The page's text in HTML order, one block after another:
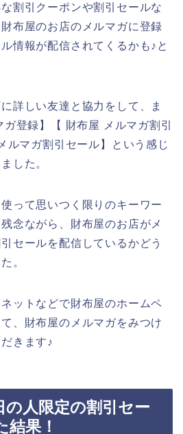
割引クーポンや割引セールな
布屋のお店のメルマガに登録
情報が配信されてくるかも♪と
詳しい友達と協力をして、ま
登録】【 財布屋 メルマガ割引
ルマガ割引セール】という感じ
した。
って思いつく限りのキーワー
念ながら、財布屋のお店がメ
セールを配信しているかどう
。
ットなどで財布屋のホームペ
、財布屋のメルマガをみつけ
きます♪
の人限定の割引セー
結果！